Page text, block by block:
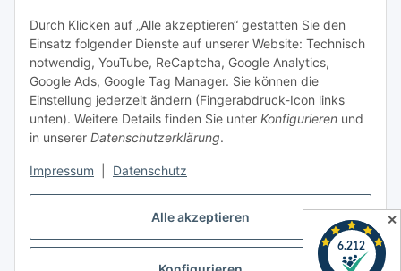
Alle akzeptieren
Durch Klicken auf „Alle akzeptieren“ gestatten Sie den
Einsatz folgender Dienste auf unserer Website: Technisch
notwendig, YouTube, ReCaptcha, Google Analytics,
Google Ads, Google Tag Manager. Sie können die
Einstellung jederzeit ändern (Fingerabdruck-Icon links
unten). Weitere Details finden Sie unter Konfigurieren und
in unserer Datenschutzerklärung.
Impressum Datenschutz
Informationen
Gesetzliche Informationen
Spieletreffs in Jülich & Umgebung
✕